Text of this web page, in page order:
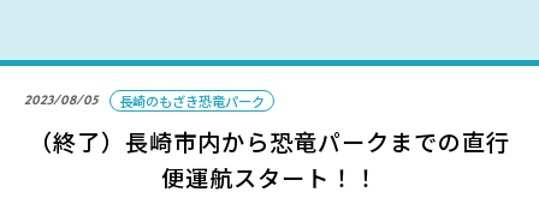
パークのご紹介
長崎市恐竜博物館
2023/08/05 長崎のもざき恐竜パーク
（終了）長崎市内から恐竜パークまでの直行
便運航スタート！！